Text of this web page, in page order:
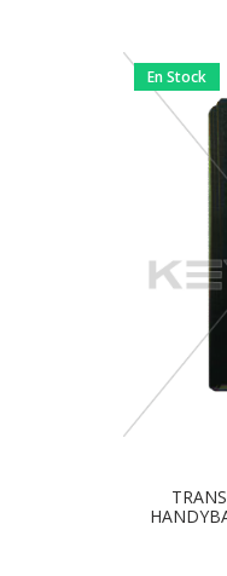
En Stock